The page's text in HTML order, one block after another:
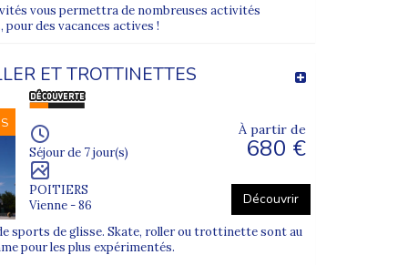
adapté pour chaque participant, qu’il soit
des courants et maintien de l’équilibre.
d’animateurs et moniteurs spécialisés.
sous les encouragements du
vous permettra de nombreuses activités
des vacances actives !
ET TROTTINETTES
Séjour de 7 jour(s)
POITIERS
Vienne - 86
À partir de
680 €
Découvrir
sports de glisse. Skate, roller ou trottinette sont au
pour les plus expérimentés.